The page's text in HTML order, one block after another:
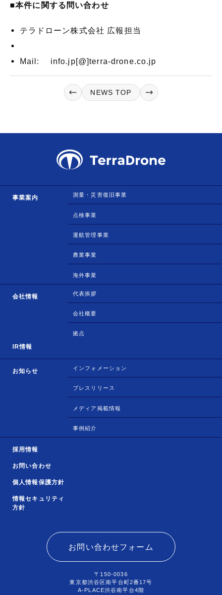
■本件に関する問い合わせ
テラドローン株式会社 広報担当
Mail: info.jp[@]terra-drone.co.jp
NEWS TOP
事業案内 測量・災害復旧事業
点検事業
運航管理事業
農業事業
海外事業
会社情報 代表挨拶
会社概要
拠点
IR情報
お知らせ インフォメーション
プレスリリース
メディア掲載情報
事例紹介
採用情報
お問い合わせ
個人情報保護方針
情報セキュリティ
方針
お問い合わせフォーム
〒150-0036
東京都渋谷区南平台町2番17号
A-PLACE渋谷南平台4階